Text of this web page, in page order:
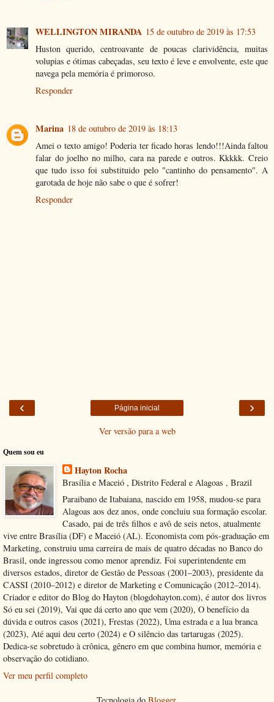
WELLINGTON MIRANDA 15 de outubro de 2019 às 17:53
Huston querido, centroavante de poucas clarividência, muitas
volupias e ótimas cabeçadas, seu texto é leve e envolvente, este que
navega pela memória é primoroso.
Responder
Marina 18 de outubro de 2019 às 18:13
Amei o texto amigo! Poderia ter ficado horas lendo!!!Ainda faltou
falar do joelho no milho, cara na parede e outros. Kkkkk. Creio
que tudo isso foi substituido pelo "cantinho do pensamento". A
garotada de hoje não sabe o que é sofrer!
Responder
‹ ›
Página inicial
Ver versão para a web
Quem sou eu
Hayton Rocha
Brasília e Maceió , Distrito Federal e Alagoas , Brazil
Paraibano de Itabaiana, nascido em 1958, mudou-se para
Alagoas aos dez anos, onde concluiu sua formação escolar.
Casado, pai de três filhos e avô de seis netos, atualmente
vive entre Brasília (DF) e Maceió (AL). Economista com pós-graduação em
Marketing, construiu uma carreira de mais de quatro décadas no Banco do
Brasil, onde ingressou como menor aprendiz. Foi superintendente em
diversos estados, diretor de Gestão de Pessoas (2001–2003), presidente da
CASSI (2010–2012) e diretor de Marketing e Comunicação (2012–2014).
Criador e editor do Blog do Hayton (blogdohayton.com), é autor dos livros
Só eu sei (2019), Vai que dá certo ano que vem (2020), O benefício da
dúvida e outros casos (2021), Frestas (2022), Uma estrada e a lua branca
(2023), Até aqui deu certo (2024) e O silêncio das tartarugas (2025).
Dedica-se sobretudo à crônica, gênero em que combina humor, memória e
observação do cotidiano.
Ver meu perfil completo
Tecnologia do Blogger.